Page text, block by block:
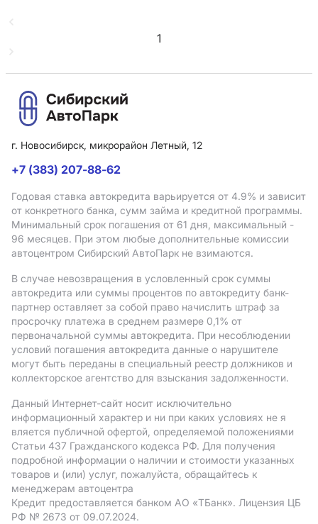
1
г. Новосибирск, микрорайон Летный, 12
+7 (383) 207-88-62
Годовая ставка автокредита варьируется от 4.9% и зависит
от конкретного банка, сумм займа и кредитной программы.
Минимальный срок погашения от 61 дня, максимальный -
96 месяцев. При этом любые дополнительные комиссии
автоцентром Сибирский АвтоПарк не взимаются.
В случае невозвращения в условленный срок суммы
автокредита или суммы процентов по автокредиту банк-
партнер оставляет за собой право начислить штраф за
просрочку платежа в среднем размере 0,1% от
первоначальной суммы автокредита. При несоблюдении
условий погашения автокредита данные о нарушителе
могут быть переданы в специальный реестр должников и
коллекторское агентство для взыскания задолженности.
Данный Интернет-сайт носит исключительно
информационный характер и ни при каких условиях не я
вляется публичной офертой, определяемой положениями
Статьи 437 Гражданского кодекса РФ. Для получения
подробной информации о наличии и стоимости указанных
товаров и (или) услуг, пожалуйста, обращайтесь к
менеджерам автоцентра
Кредит предоставляется банком АO «ТБанк». Лицензия ЦБ
РФ № 2673 от 09.07.2024.